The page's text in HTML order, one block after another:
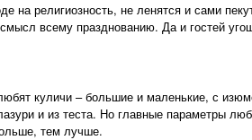
на религиозность, не ленятся и сами
смысл всему празднованию. Да и гостей
куличи – большие и маленькие, с
и из теста. Но главные параметры
тем лучше.